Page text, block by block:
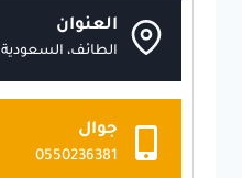
العنوان
الطائف، السعودية
جوال
0550236381